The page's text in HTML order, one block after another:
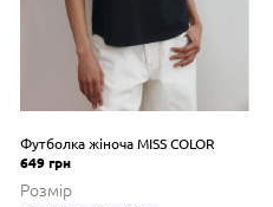
Футболка жіноча MISS COLOR
649 грн
Розмір